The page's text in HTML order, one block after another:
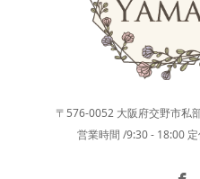
〒576-0052 大阪府交野市
営業時間 /9:30 - 18:00 定